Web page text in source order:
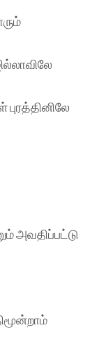
புரத்தினிலே
அவதிப்பட்டு